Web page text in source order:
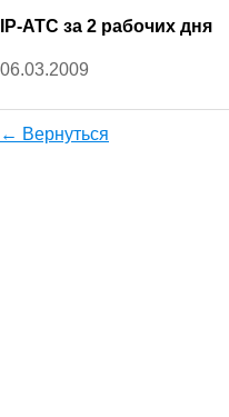
IP-АТС за 2 рабочих дня
06.03.2009
← Вернуться